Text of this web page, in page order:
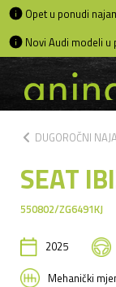
Opet u ponudi
Novi Audi modeli u
chevron_left DUGOROČNI
SEAT
550802/ZG6491KJ
2025
Mehanički